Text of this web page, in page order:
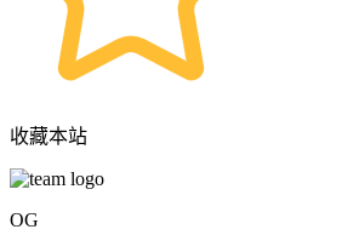
收藏本站
OG